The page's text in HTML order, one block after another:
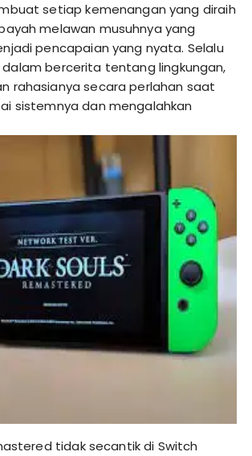
setiap kemenangan yang diraih
melawan musuhnya yang
pencapaian yang nyata. Selalu
dalam bercerita tentang lingkungan,
rahasianya secara perlahan saat
sistemnya dan mengalahkan
tidak secantik di Switch